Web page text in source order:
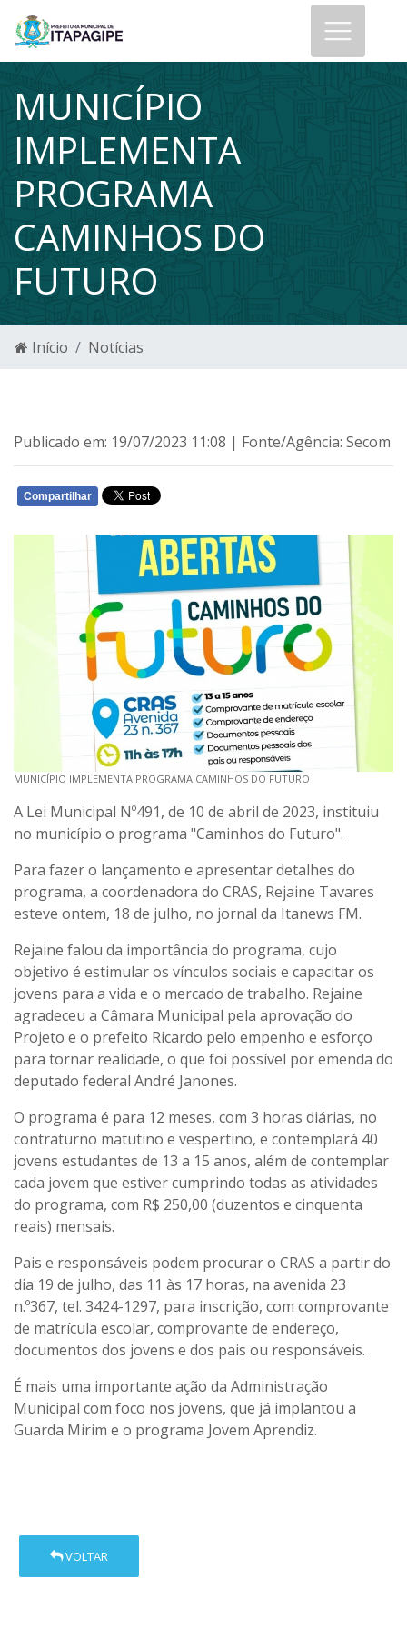
MUNICÍPIO
IMPLEMENTA
PROGRAMA
CAMINHOS DO
FUTURO
Início Notícias
Publicado em: 19/07/2023 11:08 | Fonte/Agência: Secom
Compartilhar
MUNICÍPIO IMPLEMENTA PROGRAMA CAMINHOS DO FUTURO
A Lei Municipal Nº491, de 10 de abril de 2023, instituiu
no município o programa "Caminhos do Futuro".
Para fazer o lançamento e apresentar detalhes do
programa, a coordenadora do CRAS, Rejaine Tavares
esteve ontem, 18 de julho, no jornal da Itanews FM.
Rejaine falou da importância do programa, cujo
objetivo é estimular os vínculos sociais e capacitar os
jovens para a vida e o mercado de trabalho. Rejaine
agradeceu a Câmara Municipal pela aprovação do
Projeto e o prefeito Ricardo pelo empenho e esforço
para tornar realidade, o que foi possível por emenda do
deputado federal André Janones.
O programa é para 12 meses, com 3 horas diárias, no
contraturno matutino e vespertino, e contemplará 40
jovens estudantes de 13 a 15 anos, além de contemplar
cada jovem que estiver cumprindo todas as atividades
do programa, com R$ 250,00 (duzentos e cinquenta
reais) mensais.
Pais e responsáveis podem procurar o CRAS a partir do
dia 19 de julho, das 11 às 17 horas, na avenida 23
n.º367, tel. 3424-1297, para inscrição, com comprovante
de matrícula escolar, comprovante de endereço,
documentos dos jovens e dos pais ou responsáveis.
É mais uma importante ação da Administração
Municipal com foco nos jovens, que já implantou a
Guarda Mirim e o programa Jovem Aprendiz.
VOLTAR